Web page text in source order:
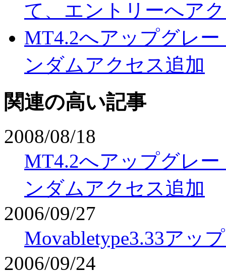
て、エントリーへア
MT4.2へアップグレ
ンダムアクセス追加
関連の高い記事
2008/08/18
MT4.2へアップグレ
ンダムアクセス追加
2006/09/27
Movabletype3.33アッ
2006/09/24